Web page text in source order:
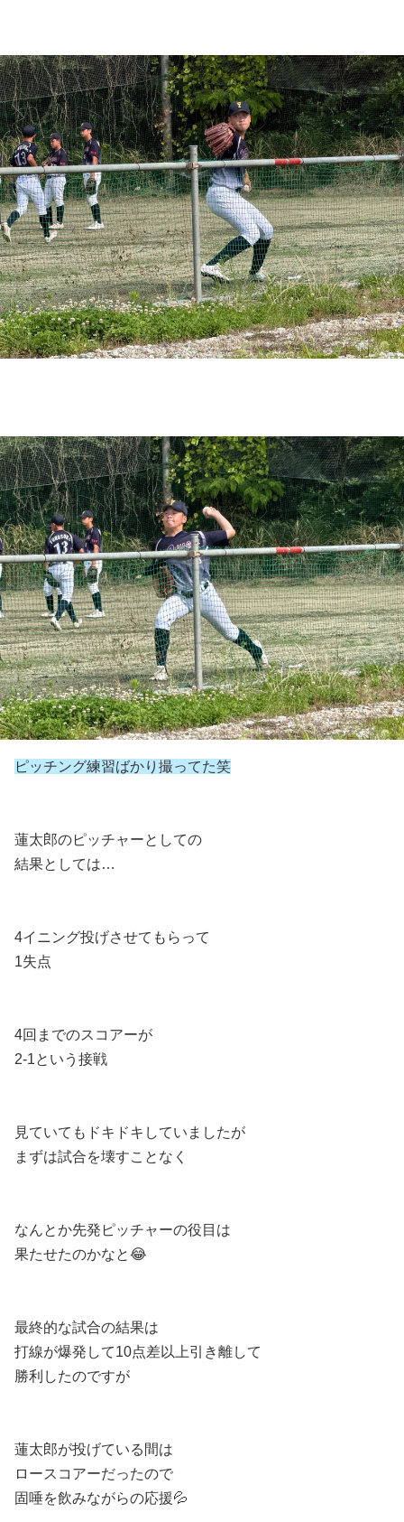
ピッチング練習ばかり撮ってた笑
蓮太郎のピッチャーとしての
結果としては…
4イニング投げさせてもらって
1失点
4回までのスコアーが
2-1という接戦
見ていてもドキドキしていましたが
まずは試合を壊すことなく
なんとか先発ピッチャーの役目は
果たせたのかなと😂
最終的な試合の結果は
打線が爆発して10点差以上引き離して
勝利したのですが
蓮太郎が投げている間は
ロースコアーだったので
固唾を飲みながらの応援💦